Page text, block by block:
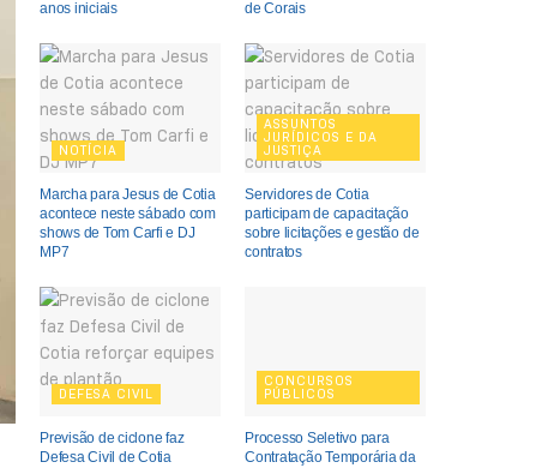
anos iniciais
de Corais
NOTÍCIA
Marcha para Jesus de Cotia
acontece neste sábado com
shows de Tom Carfi e DJ
MP7
ASSUNTOS
JURÍDICOS E DA
JUSTIÇA
Servidores de Cotia
participam de capacitação
sobre licitações e gestão de
contratos
DEFESA CIVIL
Previsão de ciclone faz
Defesa Civil de Cotia
CONCURSOS
PÚBLICOS
Processo Seletivo para
Contratação Temporária da